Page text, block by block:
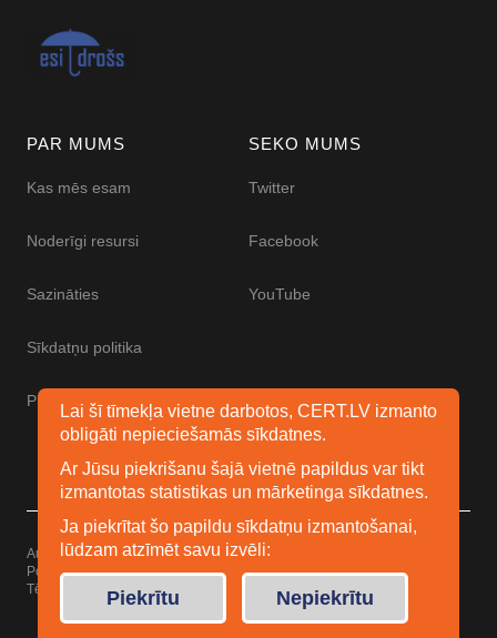
PAR MUMS
Kas mēs esam
Noderīgi resursi
Sazināties
Sīkdatņu politika
Piekļūstamības paziņojums
SEKO MUMS
Twitter
Facebook
YouTube
Autortiesības © 2026 Esidrošs
Powered byWordPress
Tēma: Uku noElmastudio
Lai šī tīmekļa vietne darbotos, CERT.LV izmanto
obligāti nepieciešamās sīkdatnes.
Ar Jūsu piekrišanu šajā vietnē papildus var tikt
izmantotas statistikas un mārketinga sīkdatnes.
Ja piekrītat šo papildu sīkdatņu izmantošanai,
lūdzam atzīmēt savu izvēli:
Piekrītu Nepiekrītu